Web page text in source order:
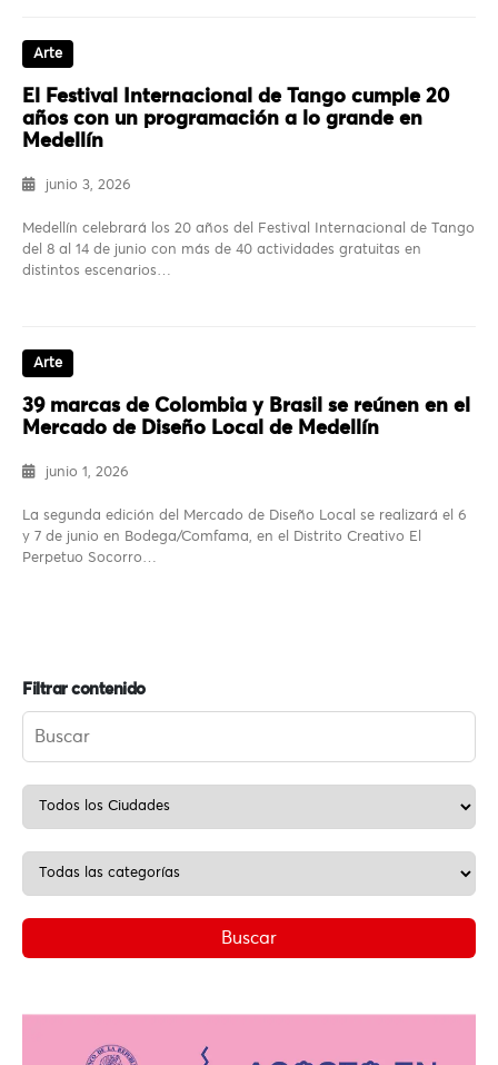
Arte
El Festival Internacional de Tango cumple 20
años con un programación a lo grande en
Medellín
junio 3, 2026
Medellín celebrará los 20 años del Festival Internacional de Tango
del 8 al 14 de junio con más de 40 actividades gratuitas en
distintos escenarios…
Arte
39 marcas de Colombia y Brasil se reúnen en el
Mercado de Diseño Local de Medellín
junio 1, 2026
La segunda edición del Mercado de Diseño Local se realizará el 6
y 7 de junio en Bodega/Comfama, en el Distrito Creativo El
Perpetuo Socorro…
Filtrar contenido